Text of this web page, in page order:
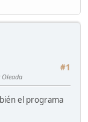
#1
el programa